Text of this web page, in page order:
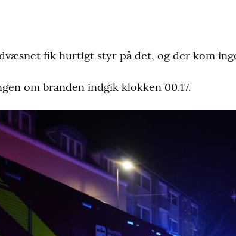
fik hurtigt styr på det, og der kom
om branden indgik klokken 00.17.